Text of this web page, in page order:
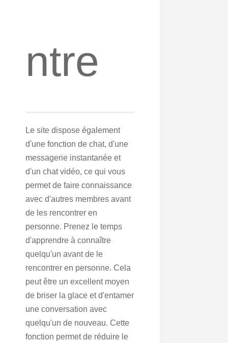
ntre
Le site dispose également
d'une fonction de chat, d'une
messagerie instantanée et
d'un chat vidéo, ce qui vous
permet de faire connaissance
avec d'autres membres avant
de les rencontrer en
personne. Prenez le temps
d'apprendre à connaître
quelqu'un avant de le
rencontrer en personne. Cela
peut être un excellent moyen
de briser la glace et d'entamer
une conversation avec
quelqu'un de nouveau. Cette
fonction permet de réduire le